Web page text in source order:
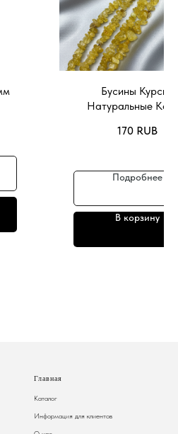
Бусины Курска
Натуральные
170 RUB
Подробнее
В корзину
Главная
Каталог
Информация для клиентов